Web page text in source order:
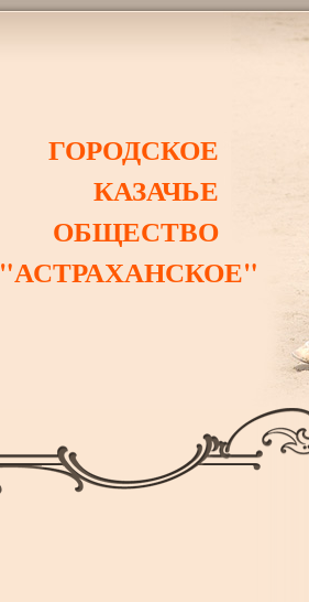
ГОРОДСКОЕ
КАЗАЧЬЕ
ОБЩЕСТВО
"АСТРАХАНСКОЕ"